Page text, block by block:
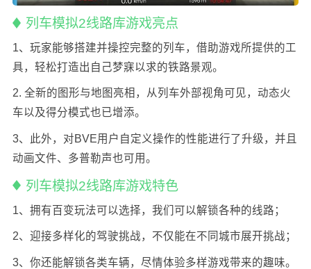
列车模拟2线路库游戏亮点
1、玩家能够搭建并操控完整的列车，借助游戏所提供的工
具，轻松打造出自己梦寐以求的铁路景观。
2. 全新的图形与地图亮相，从列车外部视角可见，动态火
车以及得分模式也已增添。
3、此外，对BVE用户自定义操作的性能进行了升级，并且
动画文件、多普勒声也可用。
列车模拟2线路库游戏特色
1、拥有百变玩法可以选择，我们可以解锁各种的线路；
2、迎接多样化的驾驶挑战，不仅能在不同城市展开挑战；
3、你还能解锁各类车辆，尽情体验多样游戏带来的趣味。